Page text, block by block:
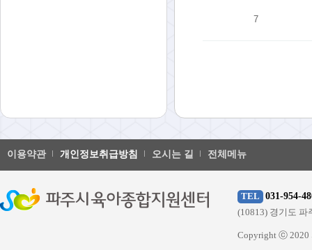
7
이용약관 개인정보취급방침 오시는 길 전체메뉴
TEL 031-954-
(10813) 경기도 파
Copyright ⓒ 2020